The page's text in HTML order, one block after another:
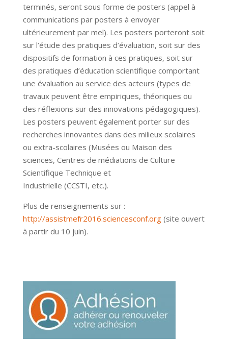
terminés, seront sous forme de posters (appel à
communications par posters à envoyer
ultérieurement par mel). Les posters porteront soit
sur l’étude des pratiques d’évaluation, soit sur des
dispositifs de formation à ces pratiques, soit sur
des pratiques d’éducation scientifique comportant
une évaluation au service des acteurs (types de
travaux peuvent être empiriques, théoriques ou
des réflexions sur des innovations pédagogiques).
Les posters peuvent également porter sur des
recherches innovantes dans des milieux scolaires
ou extra-scolaires (Musées ou Maison des
sciences, Centres de médiations de Culture
Scientifique Technique et
Industrielle (CCSTI, etc.).
Plus de renseignements sur :
http://assistmefr2016.sciencesconf.org(site ouvert
à partir du 10 juin).